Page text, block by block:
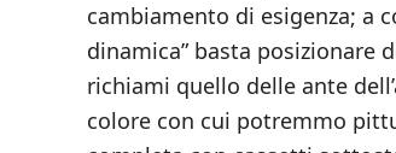
cambiamento di esigenza; a
dinamica” basta posizionare
richiami quello delle ante
colore con cui potremmo